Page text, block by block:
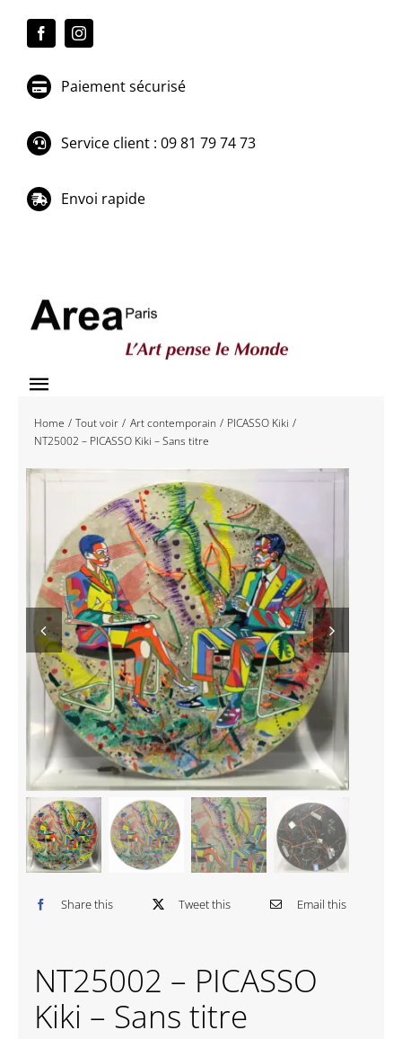
Paiement sécurisé
Service client : 09 81 79 74 73
Envoi rapide
Toggle
Navigation
Accueil
Artistes
Éditions
Area revue)s(
Area antic
Blog
À propos
Contactez-nous
Home Tout voir Art contemporain
PICASSO Kiki
NT25002 – PICASSO Kiki – Sans titre
Share this Tweet this Email this
NT25002 – PICASSO
Kiki – Sans titre